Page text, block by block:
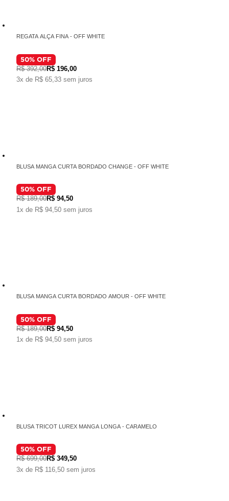
REGATA ALÇA FINA - OFF WHITE
R$ 392,00R$ 196,00
50% OFF
3x de R$ 65,33 sem juros
BLUSA MANGA CURTA BORDADO CHANGE - OFF WHITE
R$ 189,00R$ 94,50
50% OFF
1x de R$ 94,50 sem juros
BLUSA MANGA CURTA BORDADO AMOUR - OFF WHITE
R$ 189,00R$ 94,50
50% OFF
1x de R$ 94,50 sem juros
BLUSA TRICOT LUREX MANGA LONGA - CARAMELO
R$ 699,00R$ 349,50
50% OFF
3x de R$ 116,50 sem juros